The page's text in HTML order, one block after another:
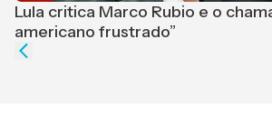
Lula critica Marco Rubio e o
americano frustrado”